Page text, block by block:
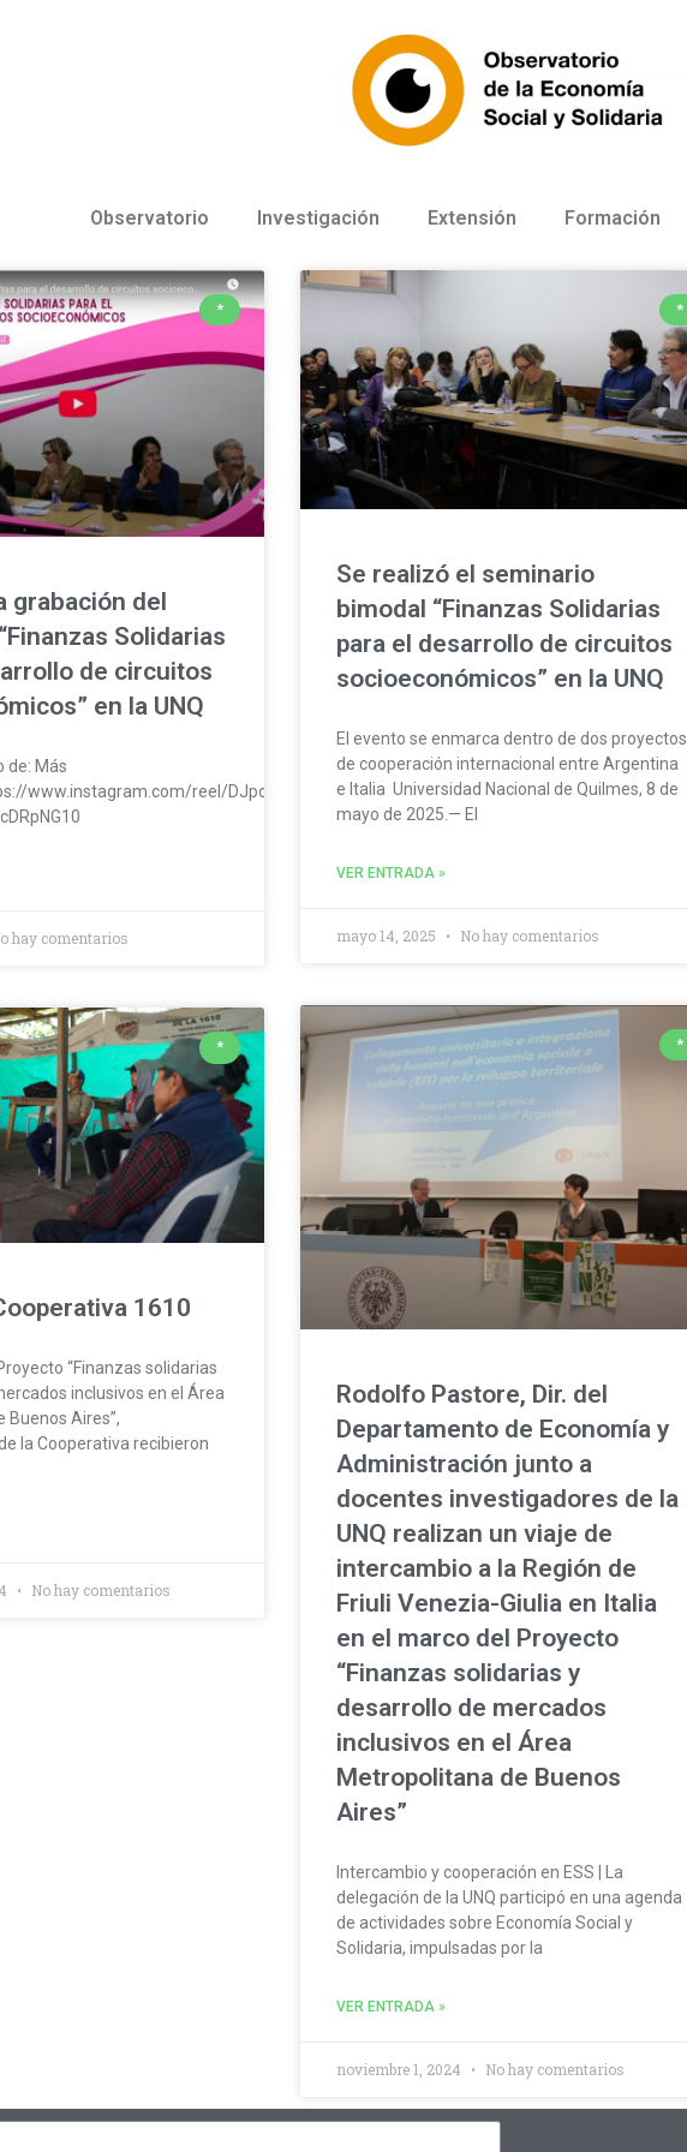
Observatorio Investigación Extensión Formación
*
grabación del
Solidarias
de circuitos
en la UNQ
de: Más
www.instagram.com/reel/DJpoS9px6qn/?
hay comentarios
*
Se realizó el seminario
bimodal “Finanzas Solidarias
para el desarrollo de circuitos
socioeconómicos” en la UNQ
El evento se enmarca dentro de dos proyectos
de cooperación internacional entre Argentina
e Italia Universidad Nacional de Quilmes, 8 de
mayo de 2025.— El
VER ENTRADA »
mayo 14, 2025 No hay comentarios
*
1610
“Finanzas solidarias
inclusivos en el Área
Buenos Aires”,
la Cooperativa recibieron
No hay comentarios
*
Rodolfo Pastore, Dir. del
Departamento de Economía y
Administración junto a
docentes investigadores de la
UNQ realizan un viaje de
intercambio a la Región de
Friuli Venezia-Giulia en Italia
en el marco del Proyecto
“Finanzas solidarias y
desarrollo de mercados
inclusivos en el Área
Metropolitana de Buenos
Aires”
Intercambio y cooperación en ESS | La
delegación de la UNQ participó en una agenda
de actividades sobre Economía Social y
Solidaria, impulsadas por la
VER ENTRADA »
noviembre 1, 2024 No hay comentarios